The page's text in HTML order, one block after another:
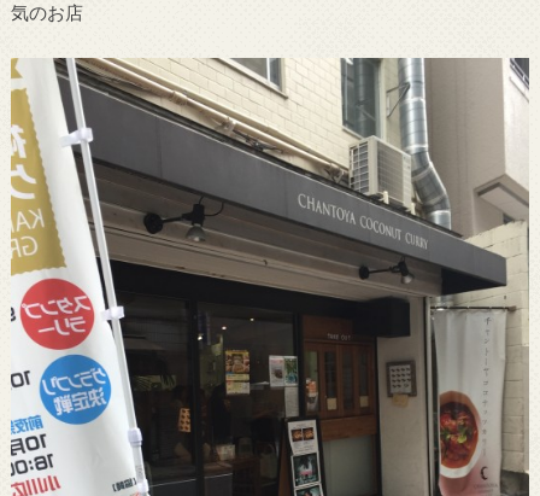
気のお店